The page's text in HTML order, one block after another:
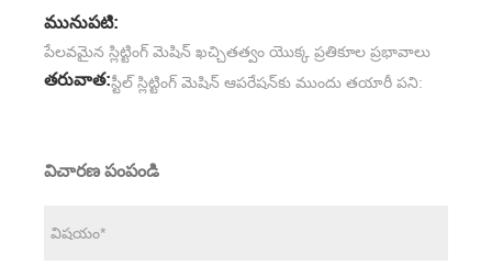
మునుపటి:
పేలవమైన స్లిట్టింగ్ మెషిన్ ఖచ్చితత్వం యొక్క ప్రతికూల ప్రభావాలు
తరువాత:స్టీల్ స్లిట్టింగ్ మెషిన్ ఆపరేషన్‌కు ముందు తయారీ పని:
విచారణ పంపండి